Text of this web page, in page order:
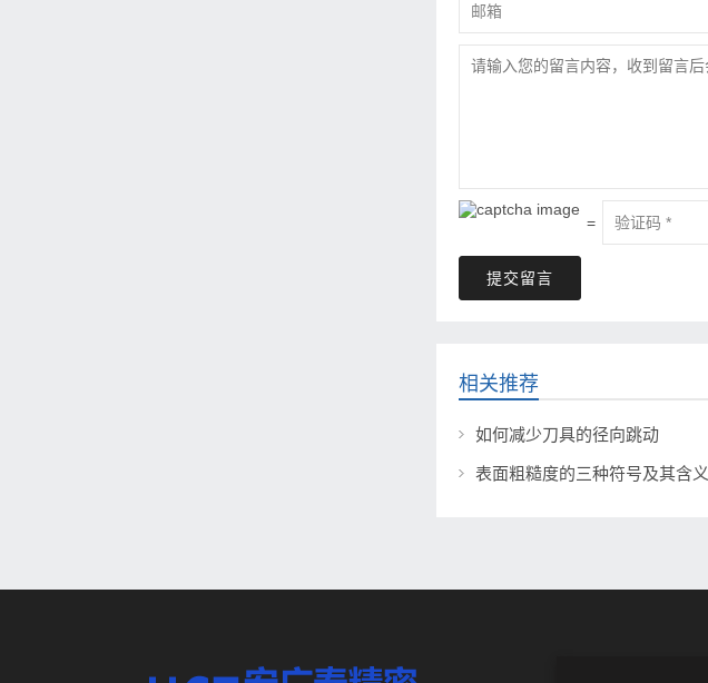
=
提交留言
相关推荐
如何减少刀具的径向跳动
表面粗糙度的三种符号及其含义